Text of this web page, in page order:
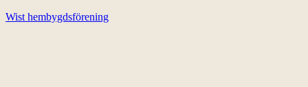
Wist hembygdsförening